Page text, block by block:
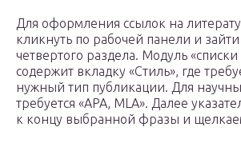
Для оформления ссылок на
кликнуть по рабочей панели и
четвертого раздела. Модуль
содержит вкладку «Стиль», где
нужный тип публикации. Для
требуется «APA, MLA». Далее
к концу выбранной фразы и